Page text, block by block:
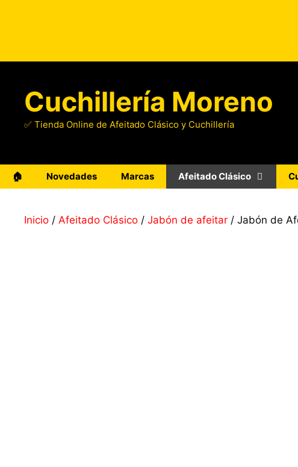
Cuchillería Moreno
✅ Tienda Online de Afeitado Clásico y Cuchillería
🏠 Novedades Marcas Afeitado Clásico
Inicio / Afeitado Clásico / Jabón de afeitar / Jabón de